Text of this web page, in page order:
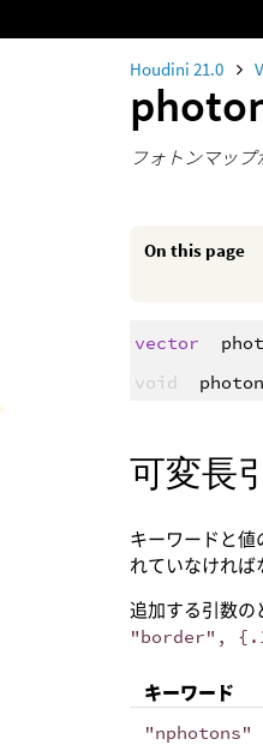
Houdini 21.0
フォトンマップ
On this page
vector
void
可変長
キーワードと値
れていなければ
追加する引数の
"border",
キーワード
"nphotons"